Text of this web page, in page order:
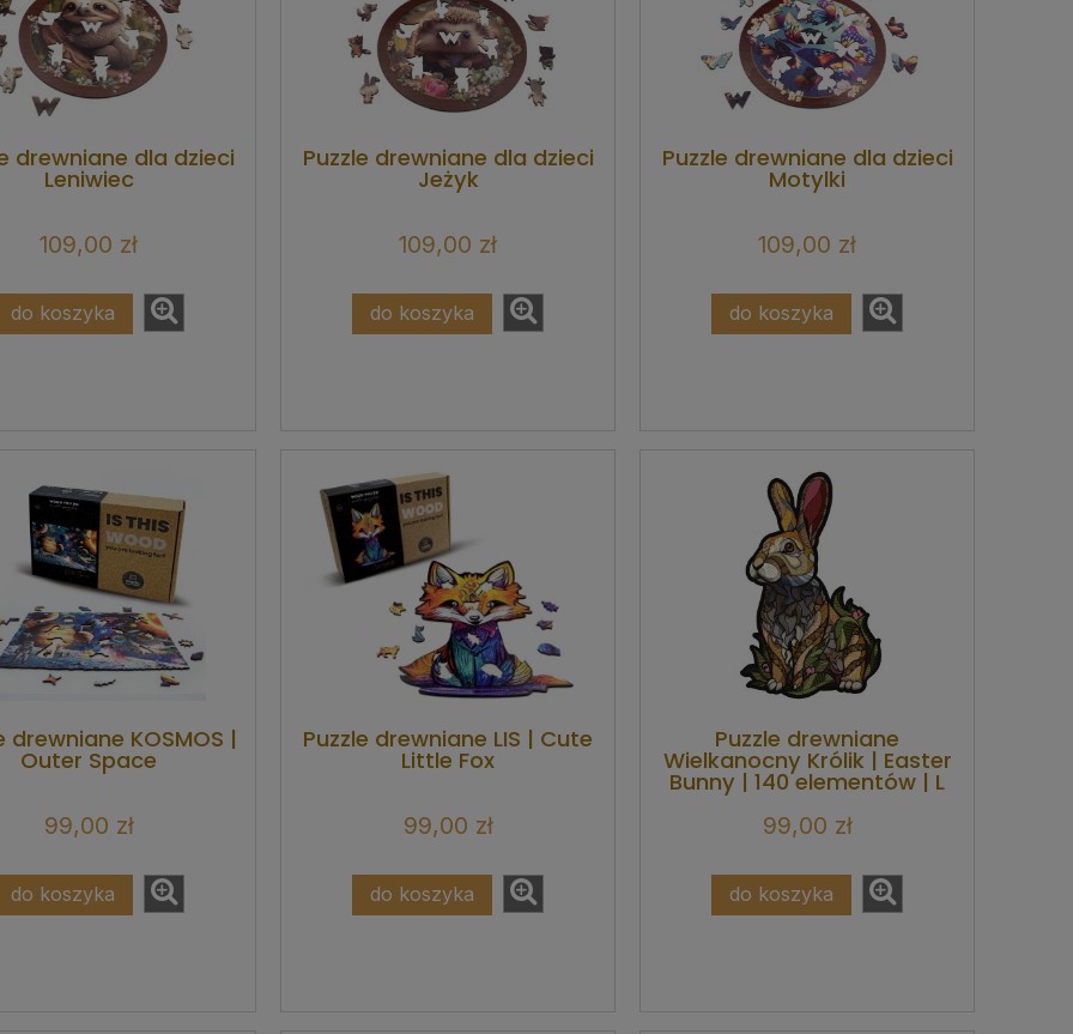
drewniane dla dzieci
Leniwiec
109,00 zł
do koszyka
Puzzle drewniane dla dzieci
Jeżyk
109,00 zł
do koszyka
Puzzle drewniane dla dzieci
Motylki
109,00 zł
do koszyka
drewniane KOSMOS |
Outer Space
99,00 zł
do koszyka
Puzzle drewniane LIS | Cute
Little Fox
99,00 zł
do koszyka
Puzzle drewniane
Wielkanocny Królik | Easter
Bunny | 140 elementów | L
99,00 zł
do koszyka